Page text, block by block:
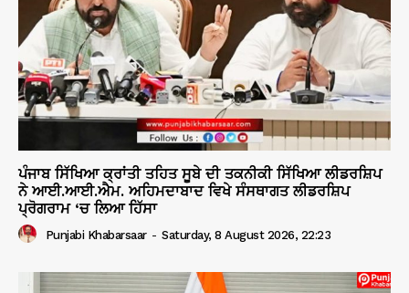
ਪੰਜਾਬ ਸਿੱਖਿਆ ਕ੍ਰਾਂਤੀ ਤਹਿਤ ਸੂਬੇ ਦੀ ਤਕਨੀਕੀ ਸਿੱਖਿਆ ਲੀਡਰਸ਼ਿਪ
ਨੇ ਆਈ.ਆਈ.ਐਮ. ਅਹਿਮਦਾਬਾਦ ਵਿਖੇ ਸੰਸਥਾਗਤ ਲੀਡਰਸ਼ਿਪ
ਪ੍ਰੋਗਰਾਮ ‘ਚ ਲਿਆ ਹਿੱਸਾ
Punjabi Khabarsaar - Saturday, 8 August 2026, 22:23